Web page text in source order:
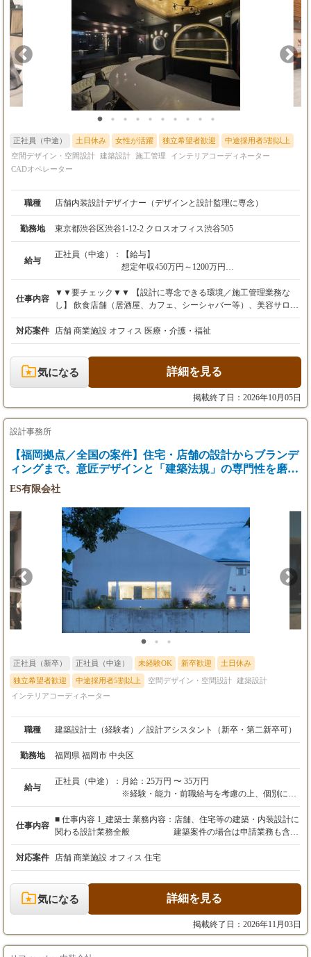
正社員（中途） 土日休み 女性が活躍 独立希望者歓迎
中途採用者5割以上
空間デザイン・空間設計 建築設計 施工管理
インテリアコーディネーター
CADオペレーター
職種 店舗内装設計デザイナー（デザインと設計監理に専念）
勤務地 東京都渋谷区渋谷1-12-2 クロスオフィス渋谷505
給与
正社員（中途）：
【給与】
想定年収450万円～1200万円
※未経験者は350万円〜
※経験・スキルを考慮の上、決定します。
※詳しくは「応募資格欄をご参照ください」
残業代は、別途全額支給いたします。
【昇給・賞与】
・賞与：年1回（11月）／業績賞与
【試用期間】
（※試用期間ありの場合の記載例※）
試用期間：3ヵ月間（本採用時と条件変更な
【年収例】
1年目◆450〜650万円
仕事内容
▼▼要チェック▼▼ 【設計に専念できる環境／施工管理業務な
し】 飲食店舗（居酒屋、カフェ、シーシャバー等）、美容サロ
ン、商業施設などの内装設計をお任せします。 当社では施工管理
部門が別にあるため、現場監督業務に追われることなく、「デザ
インと設計監理」にしっかりと向き合えます。 ￣￣￣￣￣￣￣￣
￣￣￣￣￣￣￣￣￣ ＜具体的な業務フローはコチラ＞ ①ヒアリ
ング ・企画立案 ・クライアント（経営者や著名人、インフルエ
ンサー等）との打ち合わせ ・ブランドコンセプトの深掘りとデザ
計、展開図、仕上げ表の作成 ・パース（静止画・3D）の作成 ・
Vectorworksを使用した図面作成 ③プレゼン資料作成 ・提案 ・コ
のデザインの擦り合わせ ・現場での意匠確認（※施工管理・現場
監督業務はありません） ￣￣￣￣￣￣￣￣￣￣￣￣￣￣￣￣￣
の図面の手直しばかりで、自分の担当案件がない…」 そんな悩み
をお持ちではありませんか？ 当社では、入社後2〜3ヶ月で業務フ
ローに慣れていただいた後、すぐにメイン担当として案件をお任
せしていきます。 もちろん最初はサポートしますが、あなたの感
性を存分に発揮できる環境です！ 20代〜30代で「自分の代表作」
と言える店舗をいくつも作り上げることができます。 ￣￣￣￣￣
￣￣￣￣￣￣￣￣￣￣￣￣ 【LS流・オンボーディング・プログ
ラム：3ヶ月】 「いきなり現場に放り出す」ことは一切ありませ
ん。 ステップを踏んで、着実にプロの設計デザイナーへ引き上げ
ます。 1ヶ月目：LSの「型」をしっかり研修！ 既存案件のアシス
タントからスタート！ ・Vectorworksのレイヤー設定ルール ・フ
ォルダ管理の共通化など まずは「LSでの仕事の進め方」を学
び、 迷う時間を減らしていきましょう！ 2ヶ月目：クリエイティ
ブの「実践」 代表や先輩デザイナーの監修のもと、 部分的なデ
ザイン提案に挑戦。 ・パース（3D）作成 ・マテリアルボードの
選定 3ヶ月目：メインデザイナーとして「デビュー」 小規模な案
件から、一気通貫でメイン担当をお任せします。 もちろん、最初
一歩です。 ￣￣￣￣￣￣￣￣￣￣￣￣￣￣￣￣￣ ＜LS社員の1日
の流れ＞ 09:30 出社・タスク確認 10:00 社内デザインMTG（代表
や施工チームと） 11:00 図面・パース作成（集中タイム） 13:00
クライアントとオンライン打ち合わせ 15:00 マテリアル選定・シ
ョールーム確認など 17:00 現場からの進捗報告確認・デザイン指
示 18:30 退勤（メリハリをつけて働きます） ￣￣￣￣￣￣￣￣￣
対応案件 店舗 商業施設 オフィス 医療・介護・福祉
気になる 詳細を見る
掲載終了日：2026年10月05日
設計事務所
【福岡拠点／全国の案件】住宅・店舗の設計からブランデ
ィングまで。意匠デザインと「建築法規」の専門性を磨く
設計士・アシスタント募集
ES有限会社
正社員（新卒） 正社員（中途） 未経験OK 新卒歓迎 土日休み
独立希望者歓迎 中途採用者5割以上 空間デザイン・空間設計 建築設計
インテリアコーディネーター
職種 建築設計士（経験者）／設計アシスタント（新卒・第二新卒可）
勤務地 福岡県 福岡市 中央区
給与
正社員（中途）： 月給：25万円 〜 35万円
※経験・能力・前職給与を考慮の上、個別に決
定します。
※経験者の方は、面接にてスキルを確認し、35
万円以上からのスタートも相談可能です。
【残業代】
上記月給には、固定残業代(3.8万円~5.3万円/25
時間分)を含みます。
25時間を超える時間外労働については、別途超
過分を全額支給します。
仕事内容
■ 仕事内容 1_建築士 業務内容：店舗、住宅等の建築・内装設計に
関わる設計業務全般 建築案件の場合は申請業務も含む
2_アシスタントスタッフ 業務内容：店舗、住宅等の建築・内装設
計に関わる設計業務の補助 物件担当者の指示の元、作
図作業などをメインとした業務 ■内容の詳細 住宅や店舗などの建
築設計・内装設計に関わる業務全般をお任せします。 単なる図面
作成にとどまらず、物件のコンセプト立案、ブランディング、グ
ラフィックデザインまでトータルに深く関わることができるのが
計： Vectorworksを使用した図面作成、デザイン提案。 法規対応
（経験者）： 確認申請書類の作成、行政との協議、法的なチェッ
対応案件 店舗 商業施設 オフィス 住宅
気になる 詳細を見る
掲載終了日：2026年11月03日